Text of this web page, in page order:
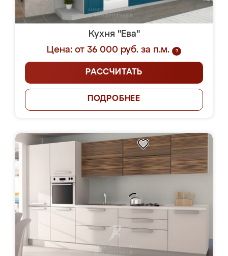
Кухня "Ева"
Цена: от 36 000 руб. за п.м.
?
РАССЧИТАТЬ
ПОДРОБНЕЕ